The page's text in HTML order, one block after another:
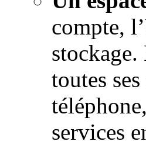
compte,
toutes
services